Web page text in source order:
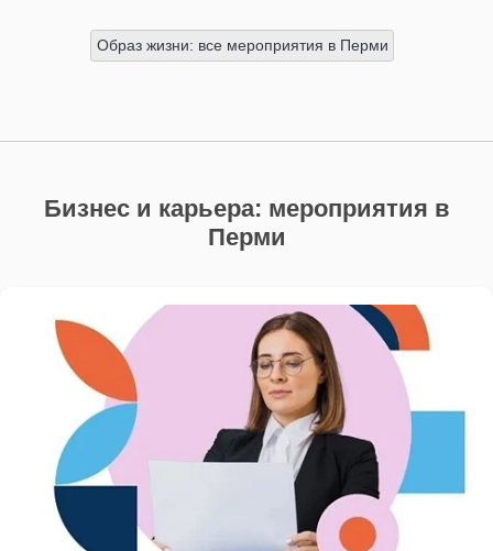
Образ жизни: все мероприятия в Перми
Бизнес и карьера: мероприятия в
Перми